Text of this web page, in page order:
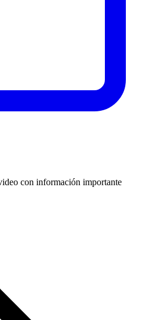
con información importante